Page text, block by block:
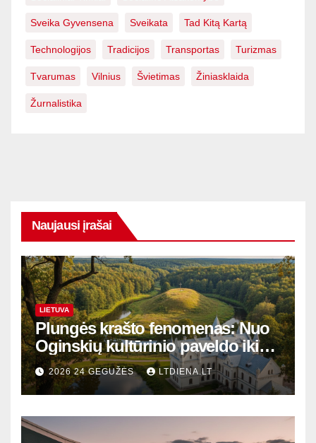
Sveika Gyvensena Sveikata Tad Kitą Kartą
Technologijos Tradicijos Transportas Turizmas
Tvarumas Vilnius Švietimas Žiniasklaida
Žurnalistika
Naujausi įrašai
LIETUVA
Plungės krašto fenomenas: Nuo
Oginskių kultūrinio paveldo iki
Žemaitijos gamtos perlų
2026 24 GEGUŽĖS LTDIENA.LT